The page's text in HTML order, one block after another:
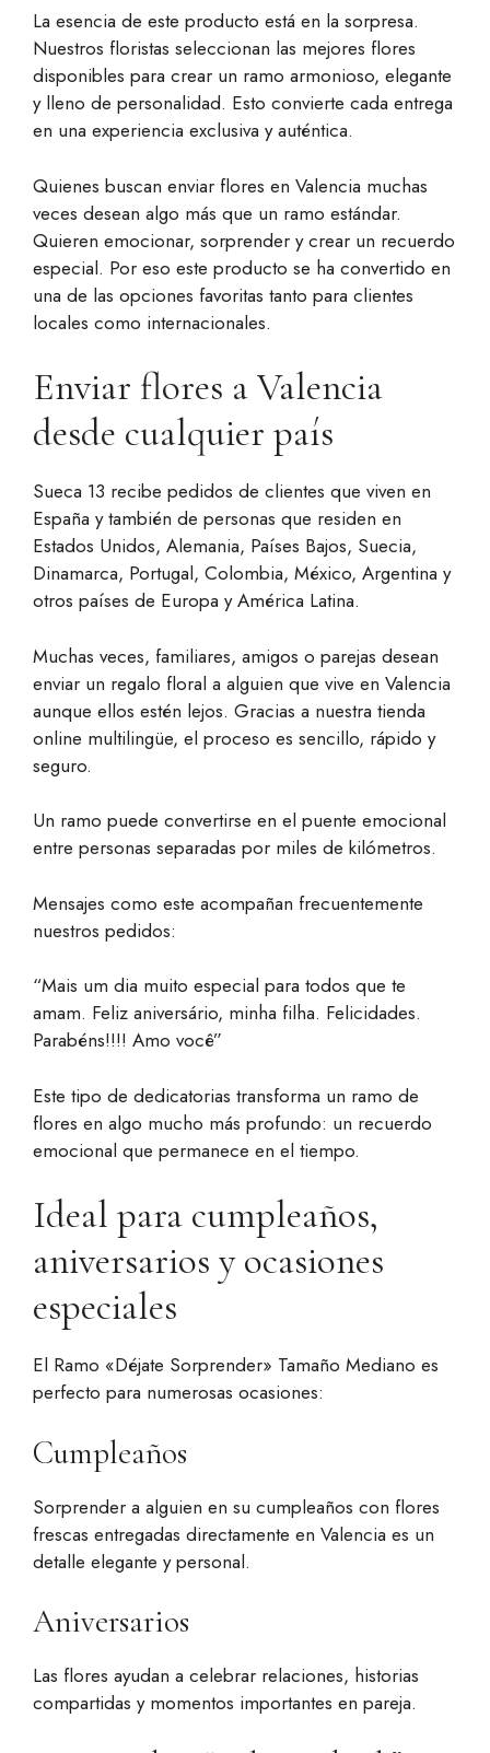
La esencia de este producto está en la sorpresa.
Nuestros floristas seleccionan las mejores flores
disponibles para crear un ramo armonioso, elegante
y lleno de personalidad. Esto convierte cada entrega
en una experiencia exclusiva y auténtica.
Quienes buscan enviar flores en Valencia muchas
veces desean algo más que un ramo estándar.
Quieren emocionar, sorprender y crear un recuerdo
especial. Por eso este producto se ha convertido en
una de las opciones favoritas tanto para clientes
locales como internacionales.
Enviar flores a Valencia
desde cualquier país
Sueca 13 recibe pedidos de clientes que viven en
España y también de personas que residen en
Estados Unidos, Alemania, Países Bajos, Suecia,
Dinamarca, Portugal, Colombia, México, Argentina y
otros países de Europa y América Latina.
Muchas veces, familiares, amigos o parejas desean
enviar un regalo floral a alguien que vive en Valencia
aunque ellos estén lejos. Gracias a nuestra tienda
online multilingüe, el proceso es sencillo, rápido y
seguro.
Un ramo puede convertirse en el puente emocional
entre personas separadas por miles de kilómetros.
Mensajes como este acompañan frecuentemente
nuestros pedidos:
“Mais um dia muito especial para todos que te
amam. Feliz aniversário, minha filha. Felicidades.
Parabéns!!!! Amo você”
Este tipo de dedicatorias transforma un ramo de
flores en algo mucho más profundo: un recuerdo
emocional que permanece en el tiempo.
Ideal para cumpleaños,
aniversarios y ocasiones
especiales
El Ramo «Déjate Sorprender» Tamaño Mediano es
perfecto para numerosas ocasiones:
Cumpleaños
Sorprender a alguien en su cumpleaños con flores
frescas entregadas directamente en Valencia es un
detalle elegante y personal.
Aniversarios
Las flores ayudan a celebrar relaciones, historias
compartidas y momentos importantes en pareja.